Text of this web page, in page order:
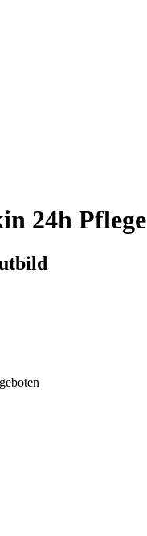
24h Pflege